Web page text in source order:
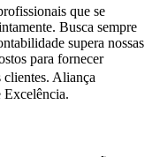
que se
Busca sempre
supera nossas
para fornecer
clientes. Aliança
Excelência.